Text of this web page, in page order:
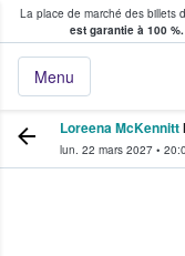
La place de marché des billets
est garantie à 100 %.
Menu
fans achètent
Loreena McKennitt
lun. 22 mars 2027 •